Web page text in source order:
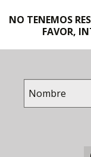
NO TENEMOS
FAVOR,